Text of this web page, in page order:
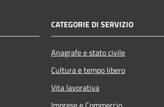
CATEGORIE DI SERVIZIO
Anagrafe e stato civile
Cultura e tempo libero
Vita lavorativa